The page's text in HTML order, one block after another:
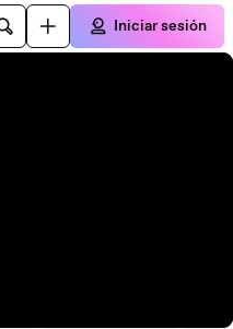
Iniciar sesión